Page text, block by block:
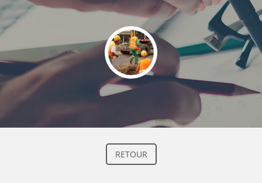
Annuler
RETOUR